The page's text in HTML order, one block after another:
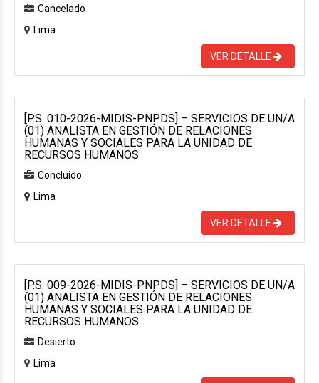
Cancelado
Lima
VER DETALLE
[P.S. 010-2026-MIDIS-PNPDS] – SERVICIOS DE UN/A
(01) ANALISTA EN GESTIÓN DE RELACIONES
HUMANAS Y SOCIALES PARA LA UNIDAD DE
RECURSOS HUMANOS
Concluido
Lima
VER DETALLE
[P.S. 009-2026-MIDIS-PNPDS] – SERVICIOS DE UN/A
(01) ANALISTA EN GESTIÓN DE RELACIONES
HUMANAS Y SOCIALES PARA LA UNIDAD DE
RECURSOS HUMANOS
Desierto
Lima